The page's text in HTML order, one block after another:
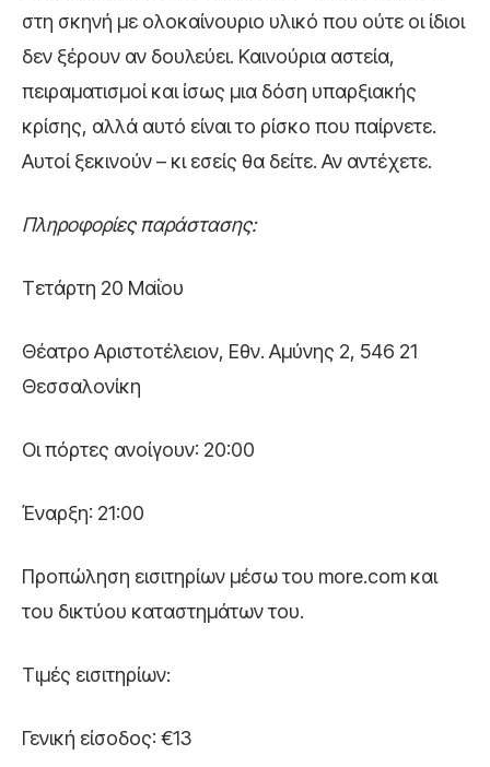
στη σκηνή με ολοκαίνουριο υλικό που ούτε οι ίδιοι
δεν ξέρουν αν δουλεύει. Καινούρια αστεία,
πειραματισμοί και ίσως μια δόση υπαρξιακής
κρίσης, αλλά αυτό είναι το ρίσκο που παίρνετε.
Αυτοί ξεκινούν – κι εσείς θα δείτε. Αν αντέχετε.
Πληροφορίες παράστασης:
Τετάρτη 20 Μαΐου
Θέατρο Αριστοτέλειον, Εθν. Αμύνης 2, 546 21
Θεσσαλονίκη
Οι πόρτες ανοίγουν: 20:00
Έναρξη: 21:00
Προπώληση εισιτηρίων μέσω του more.com και
του δικτύου καταστημάτων του.
Τιμές εισιτηρίων:
Γενική είσοδος: €13